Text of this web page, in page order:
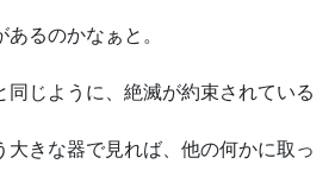
るのかなぁと。
同じように、絶滅が約束されている
大きな器で見れば、他の何かに取っ